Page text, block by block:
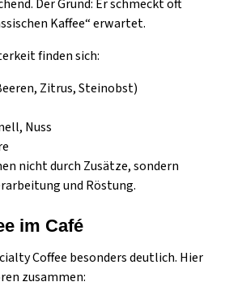
Der Grund: Er schmeckt oft
Kaffee“ erwartet.
finden sich:
Zitrus, Steinobst)
Nuss
nicht durch Zusätze, sondern
und Röstung.
im Café
Coffee besonders deutlich. Hier
zusammen: